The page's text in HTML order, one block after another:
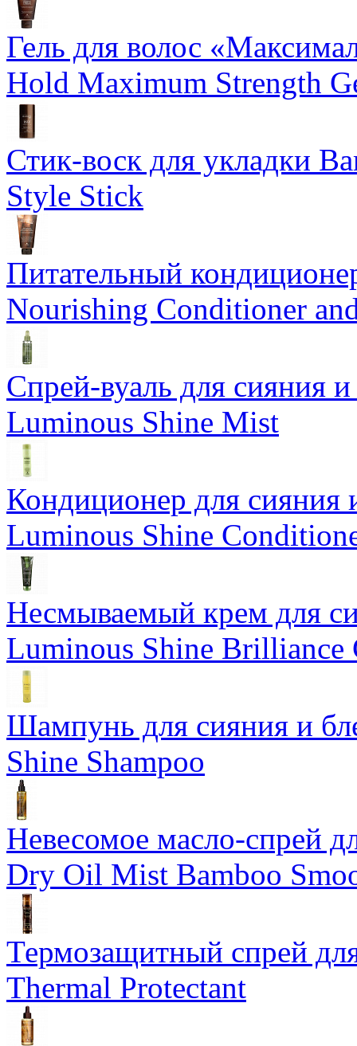
Гель для волос
Hold Maximum Strength
Стик-воск для укладки
Style Stick
Питательный
Nourishing Conditioner
Спрей-вуаль для сияния
Luminous Shine Mist
Кондиционер для сияния
Luminous Shine
Несмываемый крем для
Luminous Shine Brilliance
Шампунь для сияния и
Shine Shampoo
Невесомое масло-спрей
Dry Oil Mist Bamboo
Термозащитный спрей
Thermal Protectant